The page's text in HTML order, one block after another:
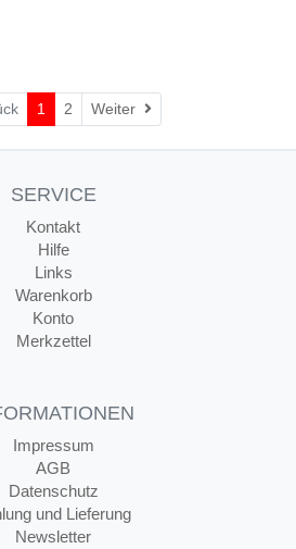
1 2 Weiter Weiter
SERVICE
Kontakt
Hilfe
Links
Warenkorb
Konto
Merkzettel
Impressum
AGB
Datenschutz
und Lieferung
Newsletter